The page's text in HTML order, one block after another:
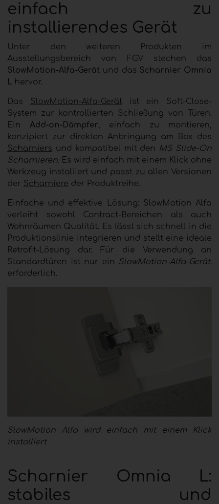
einfach zu
installierendes Gerät
Unter den weiteren Produkten im
Ausstellungsbereich von FGV stechen das
SlowMotion-Alfa-Gerät und das Scharnier Omnia
L hervor.
Das SlowMotion-Alfa-Gerätist ein Soft-Close-
System zur kontrollierten Schließung von Türen.
Ein Add-on-Dämpfer, einfach zu montieren,
konzipiert zur direkten Anbringung am Box des
Scharniers und kompatibel mit den MS Slide-On
Scharnieren. Es wird einfach mit einem Klick ohne
Werkzeug installiert und passt zu allen Versionen
der Scharniere der Produktreihe.
Einfache und effektive Lösung: SlowMotion Alfa
verleiht sowohl Contract-Bereichen als auch
Wohnräumen Qualität. Es lässt sich schnell in die
Produktionslinie integrieren und stellt eine ideale
Retrofit-Lösung dar. Für die Verwendung an
Standardtüren ist nur ein SlowMotion-Alfa-Gerät.
erforderlich.
SlowMotion Alfa wird einfach mit einem Klick
installiert
Scharnier Omnia L:
stabiles und